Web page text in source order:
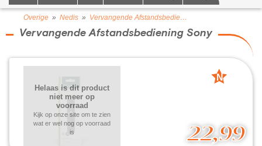
Overige » Nedis » Vervangende Afstandsbediening Sony
Vervangende Afstandsbediening Sony
22,99
Helaas is dit product
niet meer op
voorraad
Kijk op onze site om te zien
wat er wel nog op voorraad
is
N